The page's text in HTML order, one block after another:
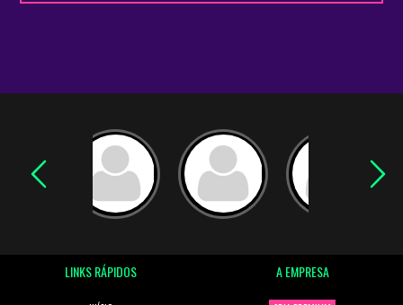
LINKS RÁPIDOS A EMPRESA